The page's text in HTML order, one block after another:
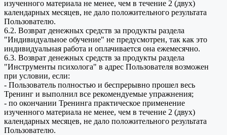
изученного материала не менее, чем в течение 2 (двух)
календарных месяцев, не дало положительного результата
Пользователю.
6.2. Возврат денежных средств за продукты раздела
"Индивидуальное обучение" не предусмотрен, так как это
индивидуальная работа и оплачивается она ежемесячно.
6.3. Возврат денежных средств за продукты раздела
"Инструменты психолога" в адрес Пользователя возможен
при условии, если:
- Пользователь полностью и беспрерывно прошел весь
Тренинг и выполнил все рекомендуемые упражнения;
- по окончании Тренинга практическое применение
изученного материала не менее, чем в течение 2 (двух)
календарных месяцев, не дало положительного результата
Пользователю.